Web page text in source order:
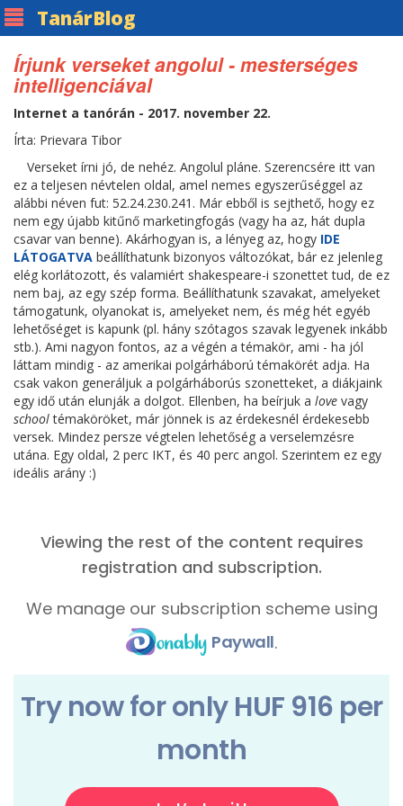
TanárBlog
Írjunk verseket angolul - mesterséges
intelligenciával
Internet a tanórán - 2017. november 22.
Írta: Prievara Tibor
Verseket írni jó, de nehéz. Angolul pláne. Szerencsére itt van
ez a teljesen névtelen oldal, amel nemes egyszerűséggel az
alábbi néven fut: 52.24.230.241. Már ebből is sejthető, hogy ez
nem egy újabb kitűnő marketingfogás (vagy ha az, hát dupla
csavar van benne). Akárhogyan is, a lényeg az, hogy IDE
LÁTOGATVA beállíthatunk bizonyos változókat, bár ez jelenleg
elég korlátozott, és valamiért shakespeare-i szonettet tud, de ez
nem baj, az egy szép forma. Beállíthatunk szavakat, amelyeket
támogatunk, olyanokat is, amelyeket nem, és még hét egyéb
lehetőséget is kapunk (pl. hány szótagos szavak legyenek inkább
stb.). Ami nagyon fontos, az a végén a témakör, ami - ha jól
láttam mindig - az amerikai polgárháború témakörét adja. Ha
csak vakon generáljuk a polgárháborús szonetteket, a diákjaink
egy idő után elunják a dolgot. Ellenben, ha beírjuk a love vagy
schooltémaköröket, már jönnek is az érdekesnél érdekesebb
versek. Mindez persze végtelen lehetőség a verselemzésre
utána. Egy oldal, 2 perc IKT, és 40 perc angol. Szerintem ez egy
ideális arány :)